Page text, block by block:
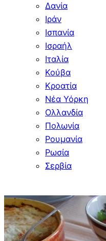
Δανία
Ιράν
Ισπανία
Ισραήλ
Ιταλία
Κούβα
Κροατία
Νέα Υόρκη
Ολλανδία
Πολωνία
Ρουμανία
Ρωσία
Σερβία